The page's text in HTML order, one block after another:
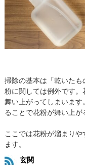
掃除の基本は「乾いた
粉に関しては例外です
舞い上がってしまいま
ることで花粉が舞い上が
ここでは花粉が溜まり
ます。
玄関